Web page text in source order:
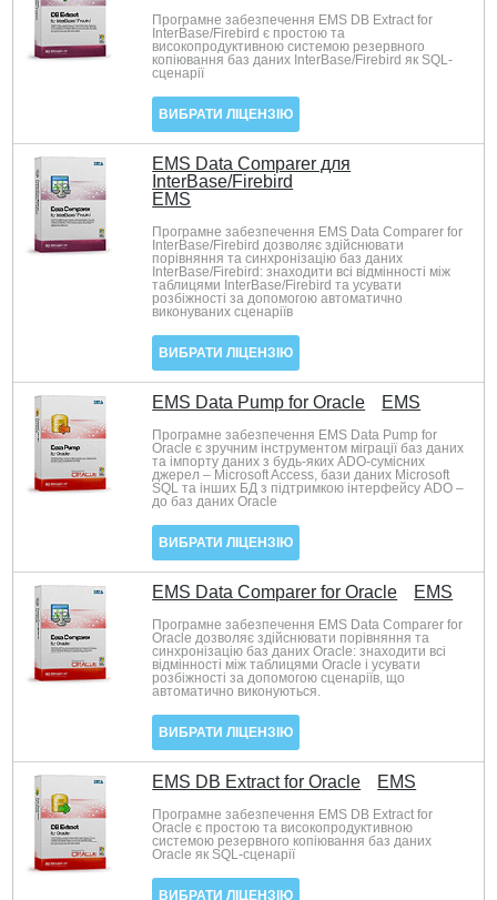
Програмне забезпечення EMS DB Extract for
InterBase/Firebird є простою та
високопродуктивною системою резервного
копіювання баз даних InterBase/Firebird як SQL-
сценарії
ВИБРАТИ ЛІЦЕНЗІЮ
EMS Data Comparer для
InterBase/Firebird
EMS
Програмне забезпечення EMS Data Comparer for
InterBase/Firebird дозволяє здійснювати
порівняння та синхронізацію баз даних
InterBase/Firebird: знаходити всі відмінності між
таблицями InterBase/Firebird та усувати
розбіжності за допомогою автоматично
виконуваних сценаріїв
ВИБРАТИ ЛІЦЕНЗІЮ
EMS Data Pump for Oracle EMS
Програмне забезпечення EMS Data Pump for
Oracle є зручним інструментом міграції баз даних
та імпорту даних з будь-яких ADO-сумісних
джерел – Microsoft Access, бази даних Microsoft
SQL та інших БД з підтримкою інтерфейсу ADO –
до баз даних Oracle
ВИБРАТИ ЛІЦЕНЗІЮ
EMS Data Comparer for Oracle EMS
Програмне забезпечення EMS Data Comparer for
Oracle дозволяє здійснювати порівняння та
синхронізацію баз даних Oracle: знаходити всі
відмінності між таблицями Oracle і усувати
розбіжності за допомогою сценаріїв, що
автоматично виконуються.
ВИБРАТИ ЛІЦЕНЗІЮ
EMS DB Extract for Oracle EMS
Програмне забезпечення EMS DB Extract for
Oracle є простою та високопродуктивною
системою резервного копіювання баз даних
Oracle як SQL-сценарії
ВИБРАТИ ЛІЦЕНЗІЮ